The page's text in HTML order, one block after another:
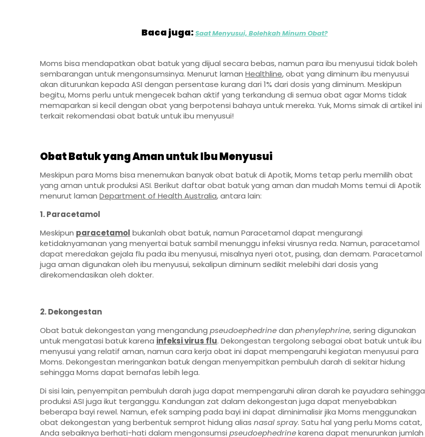
Baca juga: Saat Menyusui, Bolehkah Minum Obat?
Moms bisa mendapatkan obat batuk yang dijual secara bebas, namun para ibu menyusui tidak boleh
sembarangan untuk mengonsumsinya. Menurut laman Healthline, obat yang diminum ibu menyusui
akan diturunkan kepada ASI dengan persentase kurang dari 1% dari dosis yang diminum. Meskipun
begitu, Moms perlu untuk mengecek bahan aktif yang terkandung di semua obat agar Moms tidak
memaparkan si kecil dengan obat yang berpotensi bahaya untuk mereka. Yuk, Moms simak di artikel ini
terkait rekomendasi obat batuk untuk ibu menyusui!
Obat Batuk yang Aman untuk Ibu Menyusui
Meskipun para Moms bisa menemukan banyak obat batuk di Apotik, Moms tetap perlu memilih obat
yang aman untuk produksi ASI. Berikut daftar obat batuk yang aman dan mudah Moms temui di Apotik
menurut laman Department of Health Australia, antara lain:
1. Paracetamol
Meskipun paracetamol bukanlah obat batuk, namun Paracetamol dapat mengurangi
ketidaknyamanan yang menyertai batuk sambil menunggu infeksi virusnya reda. Namun, paracetamol
dapat meredakan gejala flu pada ibu menyusui, misalnya nyeri otot, pusing, dan demam. Paracetamol
juga aman digunakan oleh ibu menyusui, sekalipun diminum sedikit melebihi dari dosis yang
direkomendasikan oleh dokter.
2. Dekongestan
Obat batuk dekongestan yang mengandung pseudoephedrinedan phenylephrine, sering digunakan
untuk mengatasi batuk karena infeksi virus flu. Dekongestan tergolong sebagai obat batuk untuk ibu
menyusui yang relatif aman, namun cara kerja obat ini dapat mempengaruhi kegiatan menyusui para
Moms. Dekongestan meringankan batuk dengan menyempitkan pembuluh darah di sekitar hidung
sehingga Moms dapat bernafas lebih lega.
Di sisi lain, penyempitan pembuluh darah juga dapat mempengaruhi aliran darah ke payudara sehingga
produksi ASI juga ikut terganggu. Kandungan zat dalam dekongestan juga dapat menyebabkan
beberapa bayi rewel. Namun, efek samping pada bayi ini dapat diminimalisir jika Moms menggunakan
obat dekongestan yang berbentuk semprot hidung alias nasal spray. Satu hal yang perlu Moms catat,
Anda sebaiknya berhati-hati dalam mengonsumsi pseudoephedrinekarena dapat menurunkan jumlah